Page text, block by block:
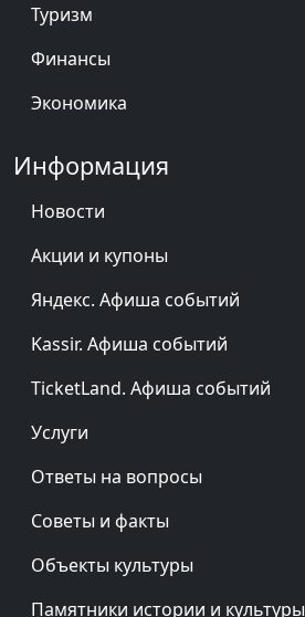
Туризм
Финансы
Экономика
Информация
Новости
Акции и купоны
Яндекс. Афиша событий
Kassir. Афиша событий
TicketLand. Афиша событий
Услуги
Ответы на вопросы
Советы и факты
Объекты культуры
Памятники истории и культуры